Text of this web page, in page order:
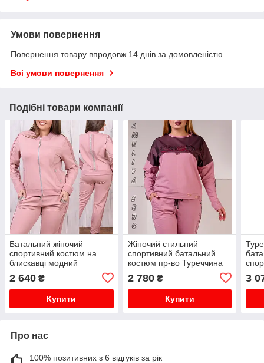
Умови повернення
Повернення товару впродовж 14 днів за домовленістю
Всі умови повернення
Подібні товари компанії
Батальний жіночий
спортивний костюм на
блискавці модний
стразами № 8816 пудра
2 640 ₴
Купити
Жіночий стильний
спортивний батальний
костюм пр-во Туреччина
2 780₴
Купити
3
Про нас
100% позитивних з 6 відгуків за рік